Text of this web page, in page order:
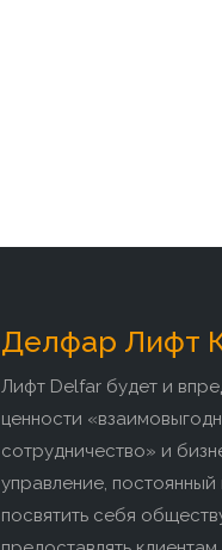
Делфар Лифт
Лифт Delfar будет и
ценности
сотрудничество» и
управление,
посвятить себя